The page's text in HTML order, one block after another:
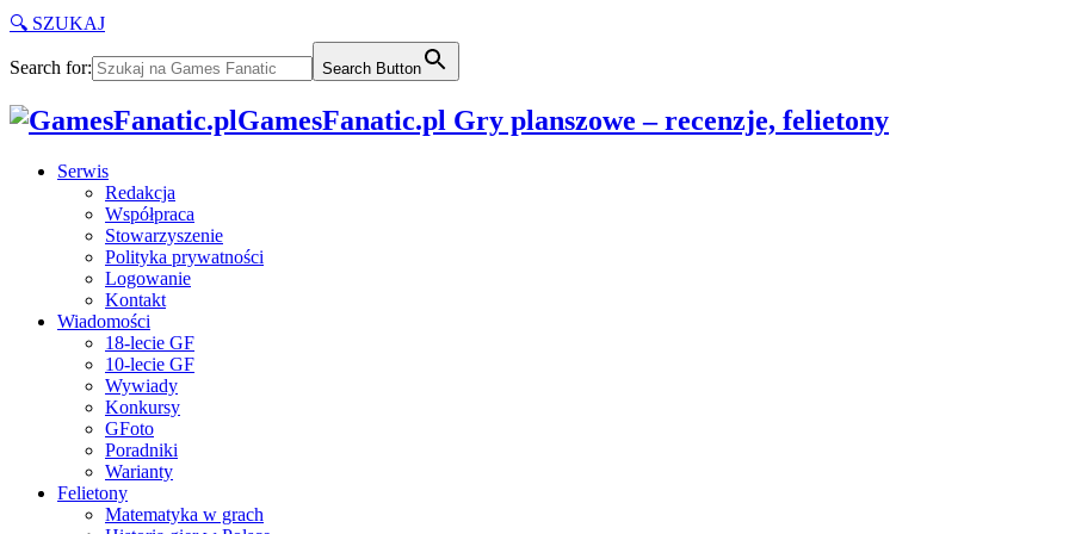
🔍 SZUKAJ
Search for: Search Button
GamesFanatic.pl Gry planszowe – recenzje, felietony
Serwis
Redakcja
Współpraca
Stowarzyszenie
Polityka prywatności
Logowanie
Kontakt
Wiadomości
18-lecie GF
10-lecie GF
Wywiady
Konkursy
GFoto
Poradniki
Warianty
Felietony
Matematyka w grach